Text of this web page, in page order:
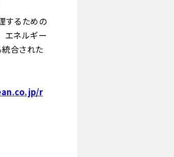
するための
エネルギー
合された
r